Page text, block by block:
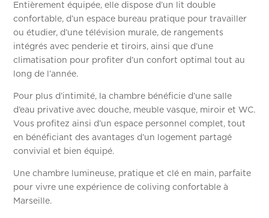
Entièrement équipée, elle dispose d’un lit double
confortable, d’un espace bureau pratique pour travailler
ou étudier, d’une télévision murale, de rangements
intégrés avec penderie et tiroirs, ainsi que d’une
climatisation pour profiter d’un confort optimal tout au
long de l’année.
Pour plus d’intimité, la chambre bénéficie d’une salle
d’eau privative avec douche, meuble vasque, miroir et WC.
Vous profitez ainsi d’un espace personnel complet, tout
en bénéficiant des avantages d’un logement partagé
convivial et bien équipé.
Une chambre lumineuse, pratique et clé en main, parfaite
pour vivre une expérience de coliving confortable à
Marseille.